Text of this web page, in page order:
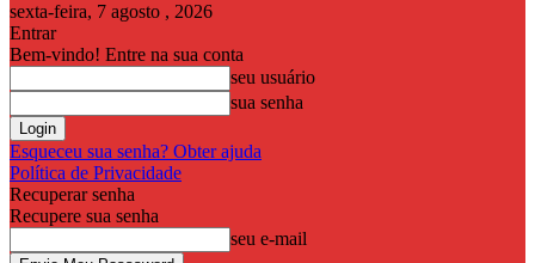
sexta-feira, 7 agosto , 2026
Entrar
Bem-vindo! Entre na sua conta
seu usuário
sua senha
Esqueceu sua senha? Obter ajuda
Política de Privacidade
Recuperar senha
Recupere sua senha
seu e-mail